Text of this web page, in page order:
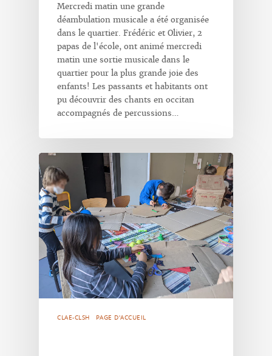
Mercredi matin une grande
déambulation musicale a été organisée
dans le quartier. Frédéric et Olivier, 2
papas de l'école, ont animé mercredi
matin une sortie musicale dans le
quartier pour la plus grande joie des
enfants! Les passants et habitants ont
pu découvrir des chants en occitan
accompagnés de percussions…
CLAE-CLSH PAGE D'ACCUEIL